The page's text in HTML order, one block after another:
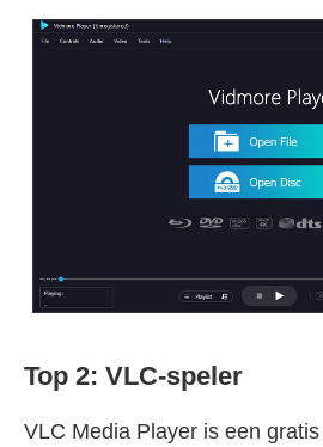
Top 2: VLC-speler
VLC Media Player is een